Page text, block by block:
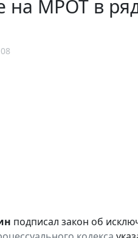
на МРОТ в
подписал закон об